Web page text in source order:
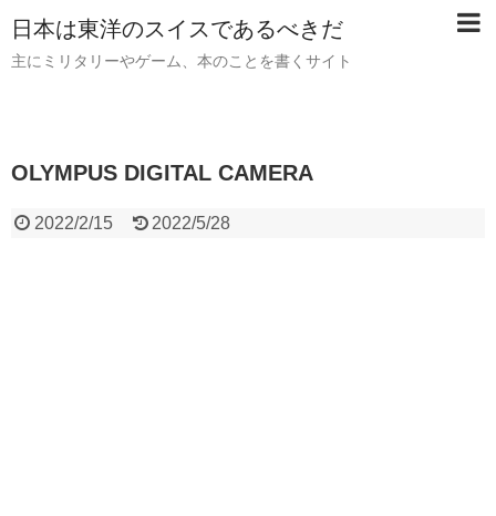
日本は東洋のスイスであるべきだ
主にミリタリーやゲーム、本のことを書くサイト
OLYMPUS DIGITAL CAMERA
2022/2/15 2022/5/28